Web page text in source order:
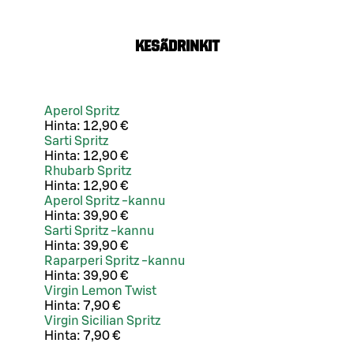
Kesädrinkit
Aperol Spritz
Hinta: 12,90 €
Sarti Spritz
Hinta: 12,90 €
Rhubarb Spritz
Hinta: 12,90 €
Aperol Spritz -kannu
Hinta: 39,90 €
Sarti Spritz -kannu
Hinta: 39,90 €
Raparperi Spritz -kannu
Hinta: 39,90 €
Virgin Lemon Twist
Hinta: 7,90 €
Virgin Sicilian Spritz
Hinta: 7,90 €